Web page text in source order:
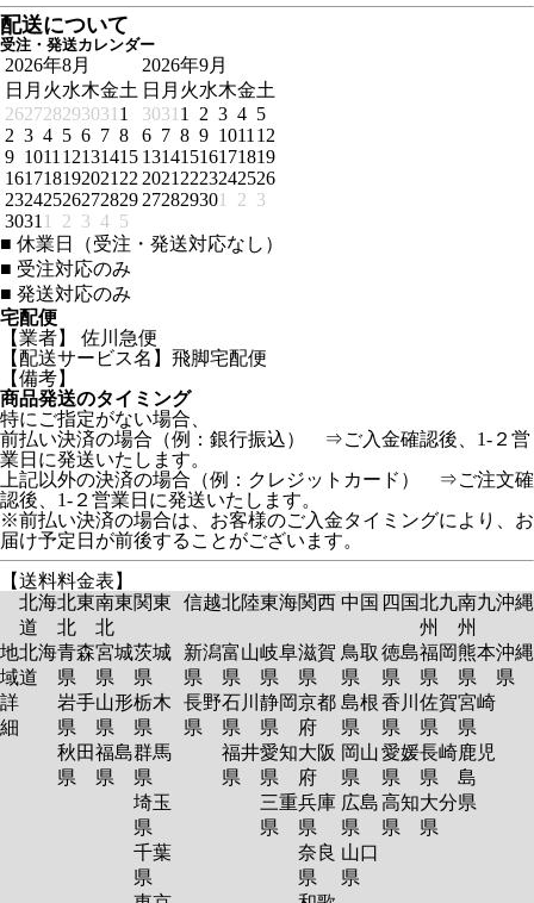
配送について
受注・発送カレンダー
2026年8月
日 月 火水木金土
262728293031 1
2 3 4 5 6 7 8
9 1011 12131415
161718192021 22
23242526272829
3031 1 2 3 4 5
2026年9月
日 月 火水木金土
3031 1 2 3 4 5
6 7 8 9 1011 12
13141516171819
2021 2223242526
272829301 2 3
■ 休業日（受注・発送対応なし）
■ 受注対応のみ
■ 発送対応のみ
宅配便
【業者】 佐川急便
【配送サービス名】飛脚宅配便
【備考】
商品発送のタイミング
特にご指定がない場合、
前払い決済の場合（例：銀行振込） ⇒ご入金確認後、1-２営
業日に発送いたします。
上記以外の決済の場合（例：クレジットカード） ⇒ご注文確
認後、1-２営業日に発送いたします。
※前払い決済の場合は、お客様のご入金タイミングにより、お
届け予定日が前後することがございます。
【送料料金表】
北海
道
北東
北
南東
北
関東 信越北陸東海関西 中国 四国北九
州
南九
州
沖縄
地
域
詳
細
北海
道
青森
県
岩手
県
秋田
県
宮城
県
山形
県
福島
県
茨城
県
栃木
県
群馬
県
埼玉
県
千葉
県
新潟
県
長野
県
富山
県
石川
県
福井
県
岐阜
県
静岡
県
愛知
県
三重
県
滋賀
県
京都
府
大阪
府
兵庫
県
奈良
県
鳥取
県
島根
県
岡山
県
広島
県
山口
県
徳島
県
香川
県
愛媛
県
高知
県
福岡
県
佐賀
県
長崎
県
大分
県
熊本
県
宮崎
県
鹿児
島
県
沖縄
県